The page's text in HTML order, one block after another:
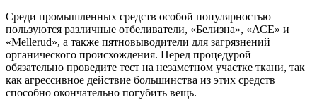
Среди промышленных средств особой популярностью
пользуются различные отбеливатели, «Белизна», «АСЕ» и
«Mellerud», а также пятновыводители для загрязнений
органического происхождения. Перед процедурой
обязательно проведите тест на незаметном участке ткани, так
как агрессивное действие большинства из этих средств
способно окончательно погубить вещь.